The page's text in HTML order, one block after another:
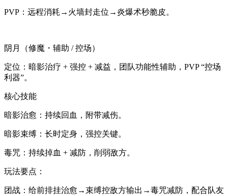
PVP：远程消耗→火墙封走位→炎爆术秒脆皮。
阴月（修魔・辅助 / 控场）
定位：暗影治疗 + 强控 + 减益，团队功能性辅助，PVP “控场
利器”。
核心技能
暗影治愈：持续回血，附带减伤。
暗影束缚：长时定身，强控关键。
毒咒：持续掉血 + 减防，削弱敌方。
玩法要点：
团战：给前排挂治愈→束缚控敌方输出→毒咒减防，配合队友